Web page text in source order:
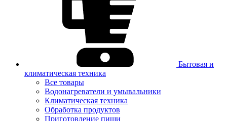
Бытовая и
климатическая техника
Все товары
Водонагреватели и умывальники
Климатическая техника
Обработка продуктов
Приготовление пищи